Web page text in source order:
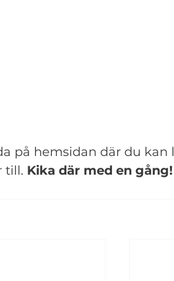
på hemsidan där du kan
till. Kika där med en gång!